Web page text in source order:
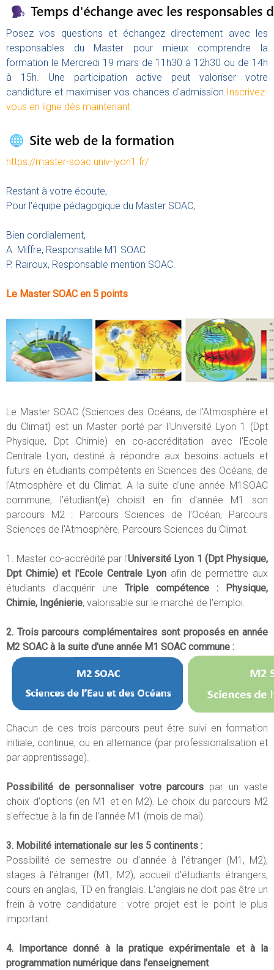
Posez vos questions et échangez directement avec les
responsables du Master pour mieux comprendre la
formation le Mercredi 19 mars de 11h30 à 12h30 ou de 14h
à 15h. Une participation active peut valoriser votre
candidture et maximiser vos chances d'admission.Inscrivez-
vous en ligne dès maintenant.
https://master-soac.univ-lyon1.fr/
Restant à votre écoute,
Pour l'équipe pédagogique du Master SOAC,
Bien cordialement,
A. Miffre, Responsable M1 SOAC
P. Rairoux, Responsable mention SOAC.
Le Master SOAC en 5 points
Le Master SOAC (Sciences des Océans, de l'Atmosphère et
du Climat) est un Master porté par l'Université Lyon 1 (Dpt
Physique, Dpt Chimie) en co-accréditation avec l'Ecole
Centrale Lyon, destiné à répondre aux besoins actuels et
futurs en étudiants compétents en Sciences des Océans, de
l'Atmosphère et du Climat. A la suite d'une année M1SOAC
commune, l'étudiant(e) choisit en fin d'année M1 son
parcours M2 : Parcours Sciences de l'Océan, Parcours
Sciences de l'Atmosphère, Parcours Sciences du Climat.
1. Master co-accrédité par l'Université Lyon 1 (Dpt Physique,
Dpt Chimie) et l'Ecole Centrale Lyon afin de permettre aux
étudiants d'acquérir une Triple compétence : Physique,
Chimie, Ingénierie, valorisable sur le marché de l'emploi.
2. Trois parcours complémentaires sont proposés en année
M2 SOAC à la suite d'une année M1 SOAC commune :
Chacun de ces trois parcours peut être suivi en formation
initiale, continue, ou en alternance (par professionalisation et
par apprentissage).
Possibilité de personnaliser votre parcours par un vaste
choix d'options (en M1 et en M2). Le choix du parcours M2
s'effectue à la fin de l'année M1 (mois de mai).
3. Mobilité internationale sur les 5 continents :
Possibilité de semestre ou d'année à l'étranger (M1, M2),
stages à l'étranger (M1, M2), accueil d'étudiants étrangers,
cours en anglais, TD en franglais. L'anglais ne doit pas être un
frein à votre candidature : votre projet est le point le plus
important.
4. Importance donné à la pratique expérimentale et à la
programmation numérique dans l'enseignement: